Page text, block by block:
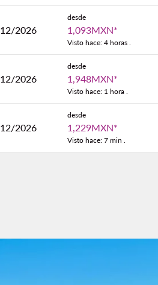
2026
desde
1,093MXN*
Visto hace: 4 horas .
2026
desde
1,948MXN*
Visto hace: 1 hora .
2026
desde
1,229MXN*
Visto hace: 7 min .